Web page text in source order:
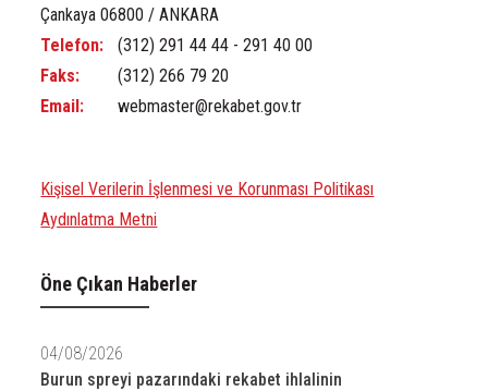
Çankaya 06800 / ANKARA
Telefon:
(312) 291 44 44 - 291 40 00
Faks:
(312) 266 79 20
Email:
webmaster@rekabet.gov.tr
Kişisel Verilerin İşlenmesi ve Korunması Politikası
Aydınlatma Metni
Öne Çıkan Haberler
04/08/2026
Burun spreyi pazarındaki rekabet ihlalinin